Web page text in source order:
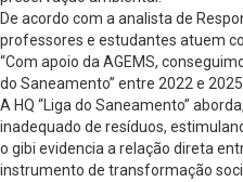
De acordo com a analista de
professores e estudantes atuem
“Com apoio da AGEMS,
do Saneamento” entre 2022 e
A HQ “Liga do Saneamento”
inadequado de resíduos,
o gibi evidencia a relação direta
instrumento de transformação